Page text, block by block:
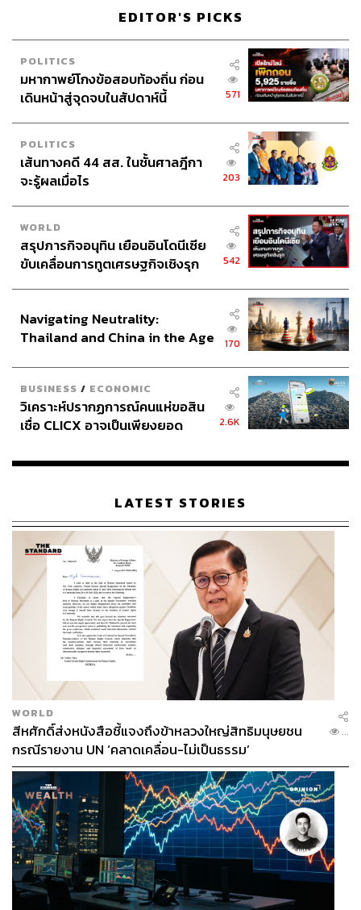
ทั้งนี้ ตลาดหลักทรัพย์ฯ ได้เปิดรับฟังความคิดเห็นจากผู้ลงทุน
และผู้เกี่ยวข้อง (Public Hearing) การปรับปรุงมาตรการเพื่อ
ยกระดับความเชื่อมั่นตั้งแต่วันที่ 13-29 พฤษภาคม
รวบรวมข้อมูลและปรับปรุง ร่างมาตรการกำกับดูแลการซื้อ
ขาย เพื่อให้คณะกรรมการตลาดหลักทรัพย์พิจารณาอีกรอบ
ก่อนจะส่งต่อให้สำนักงานคณะกรรมการกำกับหลักทรัพย์
และตลาดหลักทรัพย์ (ก.ล.ต.) พิจารณาอนุมัติ
หลังจากนั้น จะให้เวลานักลงทุนทั้งรายย่อยและนักลงทุน
สถาบัน บริษัทหลักทรัพย์จัดการกองทุน (บลจ.) และบริษัท
หลักทรัพย์ (บล.) เตรียมความพร้อมกลยุทธ์การลงทุนภายใต้
มาตรการใหม่ คาดว่าจะบังคับใช้มาตรการชุดใหม่เร็วสุดใน
สามารถติดตาม THE STANDARD WEALTH
ผ่านแอปพลิเคชันต่างๆ ที่คุณสะดวกหรือใช้งานอยู่แล้วได้เลย
Insider Trading
ตลาดหลักทรัพย์ (ก.ล.ต.)
อัสสเดช คงสิริ
ตลาดหลักทรัพย์แห่งประเทศไทย (ตลท.)
นักลงทุน
ตลาดทุน
149
ABOUT THE AUTHOR
โมจัง ลีลา
Content Creator สำนักข่าว THE
STANDARD WEALTH ผู้เชื่อมั่นว่าความมั่งคั่ง
ที่ยั่งยืนสามารถออกแบบได้ด้วยตัวเอง
EDITOR'S PICKS
POLITICS
มหากาพย์โกงข้อสอบท้องถิ่น ก่อน
เดินหน้าสู่จุดจบในสัปดาห์นี้
571
POLITICS
เส้นทางคดี 44 สส. ในชั้นศาลฎีกา
จะรู้ผลเมื่อไร
203
WORLD
สรุปภารกิจอนุทิน เยือนอินโดนีเซีย
ขับเคลื่อนการทูตเศรษฐกิจเชิงรุก
542
Navigating Neutrality:
Thailand and China in the Age
170
BUSINESS / ECONOMIC
วิเคราะห์ปรากฏการณ์คนแห่ขอสิน
เชื่อ CLICX อาจเป็นเพียงยอด
เรือนไทยที่ถูกซุกไว้
2.6K
LATEST STORIES
WORLD
สีหศักดิ์ส่งหนังสือชี้แจงถึงข้าหลวงใหญ่สิทธิมนุษยชน
กรณีรายงาน UN ‘คลาดเคลื่อน-ไม่เป็นธรรม’
...